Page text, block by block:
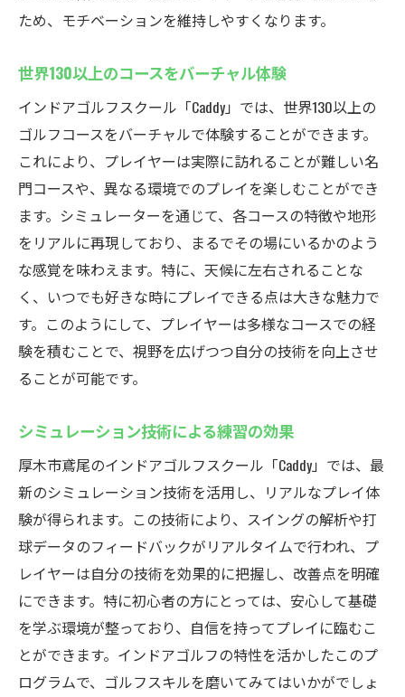
ため、モチベーションを維持しやすくなります。
世界130以上のコースをバーチャル体験
インドアゴルフスクール「Caddy」では、世界130以上の
ゴルフコースをバーチャルで体験することができます。
これにより、プレイヤーは実際に訪れることが難しい名
門コースや、異なる環境でのプレイを楽しむことができ
ます。シミュレーターを通じて、各コースの特徴や地形
をリアルに再現しており、まるでその場にいるかのよう
な感覚を味わえます。特に、天候に左右されることな
く、いつでも好きな時にプレイできる点は大きな魅力で
す。このようにして、プレイヤーは多様なコースでの経
験を積むことで、視野を広げつつ自分の技術を向上させ
ることが可能です。
シミュレーション技術による練習の効果
厚木市鳶尾のインドアゴルフスクール「Caddy」では、最
新のシミュレーション技術を活用し、リアルなプレイ体
験が得られます。この技術により、スイングの解析や打
球データのフィードバックがリアルタイムで行われ、プ
レイヤーは自分の技術を効果的に把握し、改善点を明確
にできます。特に初心者の方にとっては、安心して基礎
を学ぶ環境が整っており、自信を持ってプレイに臨むこ
とができます。インドアゴルフの特性を活かしたこのプ
ログラムで、ゴルフスキルを磨いてみてはいかがでしょ